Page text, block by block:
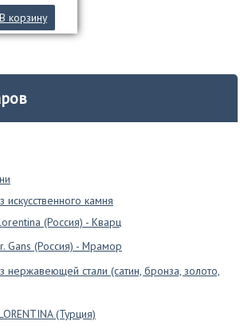
искусственного камня
(Россия) - Кварц
Gans (Россия) - Мрамор
нержавеющей стали (сатин, бронза, золото,
(Турция)
В корзину